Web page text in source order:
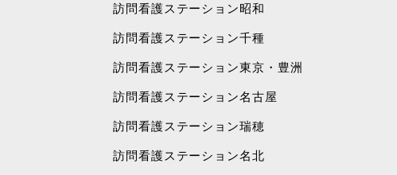
訪問看護ステーション昭和
訪問看護ステーション千種
訪問看護ステーション東京・豊洲
訪問看護ステーション名古屋
訪問看護ステーション瑞穂
訪問看護ステーション名北